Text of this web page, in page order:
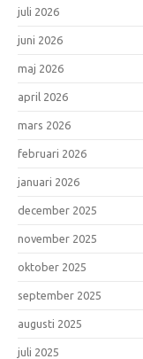
juli 2026
juni 2026
maj 2026
april 2026
mars 2026
februari 2026
januari 2026
december 2025
november 2025
oktober 2025
september 2025
augusti 2025
juli 2025